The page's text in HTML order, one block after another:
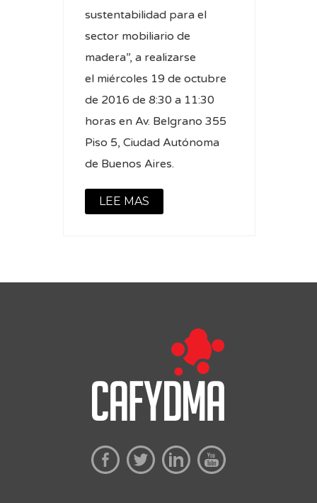
sustentabilidad para el
sector mobiliario de
madera”, a realizarse
el miércoles 19 de octubre
de 2016 de 8:30 a 11:30
horas en Av. Belgrano 355
Piso 5, Ciudad Autónoma
de Buenos Aires.
LEE MAS